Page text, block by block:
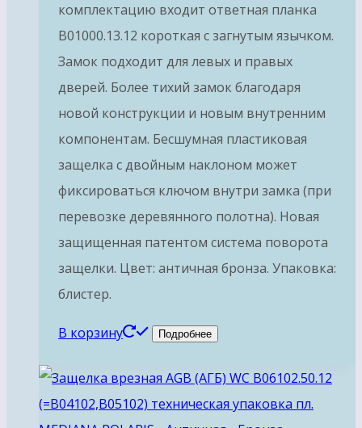
комплектацию входит ответная планка
B01000.13.12 короткая с загнутым язычком.
Замок подходит для левых и правых
дверей. Более тихий замок благодаря
новой конструкции и новым внутренним
компонентам. Бесшумная пластиковая
защелка с двойным наклоном может
фиксироваться ключом внутри замка (при
перевозке деревянного полотна). Новая
защищенная патентом система поворота
защелки. Цвет: античная бронза. Упаковка:
блистер.
В корзину Подробнее